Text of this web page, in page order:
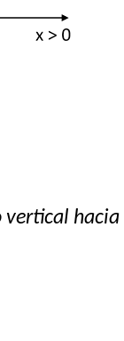
vertical hacia